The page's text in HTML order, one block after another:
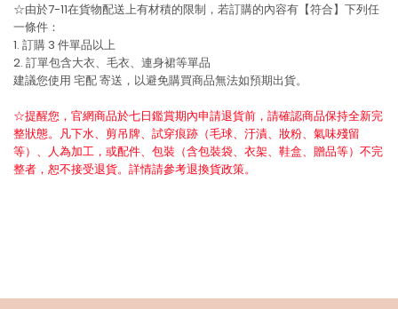
☆由於7-11在貨物配送上有材積的限制，若訂購的內容有【符合】下列任
一條件：
1. 訂購 3 件單品以上
2. 訂單包含大衣、毛衣、連身裙等單品
建議您使用 宅配寄送，以避免購買商品無法如預期出貨。
☆提醒您，官網商品於七日鑑賞期內申請退貨前，請確認商品保持全新完
整狀態。凡下水、剪吊牌、試穿痕跡（毛球、汙漬、妝粉、氣味殘留
等）、人為加工，或配件、包裝（含包裝袋、衣架、鞋盒、贈品等）不完
整者，恕不接受退貨。詳情請參考退換貨政策。